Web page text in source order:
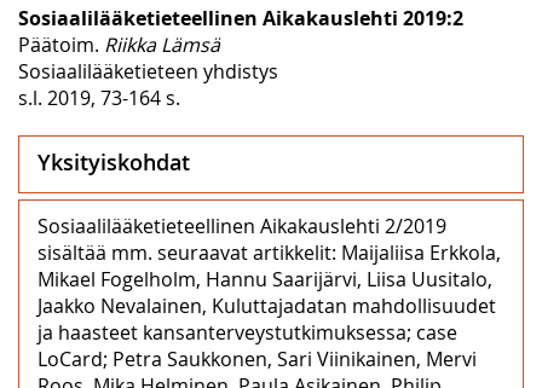
Sosiaalilääketieteellinen Aikakauslehti 2019:2
Päätoim. Riikka Lämsä
Sosiaalilääketieteen yhdistys
s.l. 2019, 73-164 s.
Yksityiskohdat
Sosiaalilääketieteellinen Aikakauslehti 2/2019
sisältää mm. seuraavat artikkelit: Maijaliisa Erkkola,
Mikael Fogelholm, Hannu Saarijärvi, Liisa Uusitalo,
Jaakko Nevalainen, Kuluttajadatan mahdollisuudet
ja haasteet kansanterveystutkimuksessa; case
LoCard; Petra Saukkonen, Sari Viinikainen, Mervi